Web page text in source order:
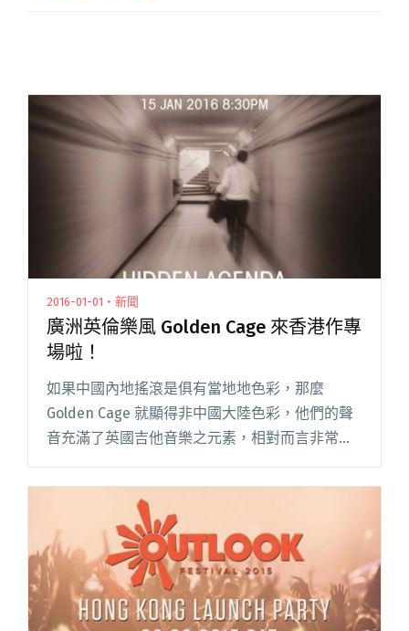
2016-01-01・新聞
廣洲英倫樂風 Golden Cage 來香港作專
場啦！
如果中國內地搖滾是俱有當地地色彩，那麼
Golden Cage 就顯得非中國大陸色彩，他們的聲
音充滿了英國吉他音樂之元素，相對而言非常地
很有親切感覺。三人樂團 Golden Cage 由 Hover
閱讀全文 "廣洲英倫樂風 Golden Cage 來香港作
專場啦！"